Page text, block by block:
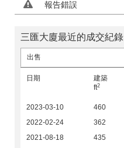
報告錯誤
三匯大廈最近的成交紀錄
出售
日期
建築
ft2
2023-03-10 460
2022-02-24
362
2021-08-18
435